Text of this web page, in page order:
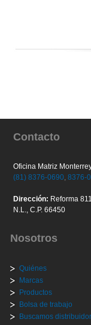
Contacto
Oficina Matriz
(81) 8376-0690, 8376-
Dirección: Reforma
N.L., C.P. 66450
Nosotros
Quiénes
Marcas
Productos
Bolsa de trabajo
Buscamos